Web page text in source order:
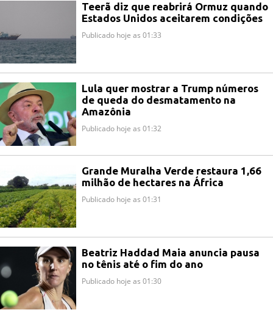
Teerã diz que reabrirá Ormuz quando
Estados Unidos aceitarem condições
Publicado hoje as 01:33
Lula quer mostrar a Trump números
de queda do desmatamento na
Amazônia
Publicado hoje as 01:32
Grande Muralha Verde restaura 1,66
milhão de hectares na África
Publicado hoje as 01:31
Beatriz Haddad Maia anuncia pausa
no tênis até o fim do ano
Publicado hoje as 01:30